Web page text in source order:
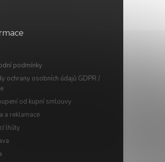
podmínky
ochrany osobních údajů GDPR /
od kupní smlouvy
a reklamace
lhůty